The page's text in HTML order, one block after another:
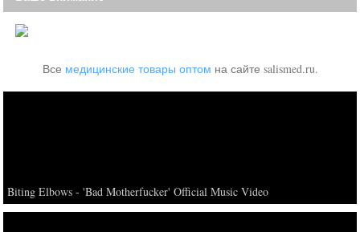
Все медицинские товары оптом на сайте salismed.ru.
Biting Elbows - 'Bad Motherfucker' Official Music Video